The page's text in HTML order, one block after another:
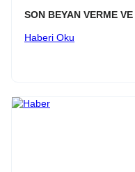
SON BEYAN VERME
Haberi Oku